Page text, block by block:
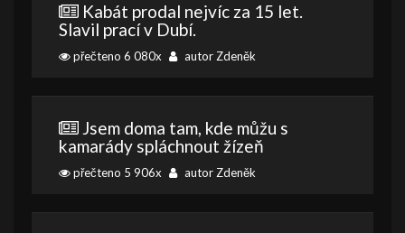
Kabát prodal nejvíc za 15 let.
Slavil prací v Dubí.
přečteno 6 080x autor Zdeněk
Jsem doma tam, kde můžu s
kamarády spláchnout žízeň
přečteno 5 906x autor Zdeněk